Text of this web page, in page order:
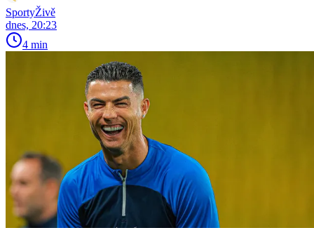
SportyŽivě
dnes, 20:23
4 min